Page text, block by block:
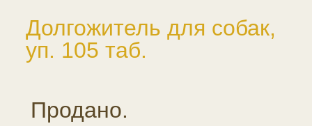
Долгожитель для собак,
уп. 105 таб.
Продано.